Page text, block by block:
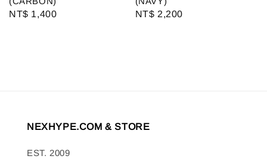
Regular
NT$ 1,400
Regular
NT$ 2,200
NEXHYPE.COM & STORE
EST. 2009